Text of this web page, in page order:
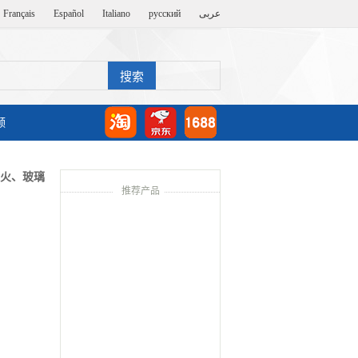
Français Español Italiano русский عربى
、玻璃
推荐产品